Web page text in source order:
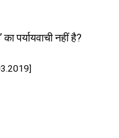
पर्यायवाची नहीं है?